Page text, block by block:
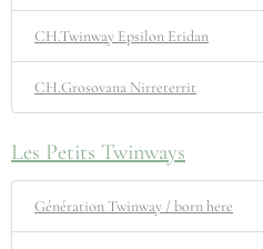
CH.Twinway Epsilon Eridan
CH.Grosovana Nirreterrit
Les Petits Twinways
Génération Twinway / born here